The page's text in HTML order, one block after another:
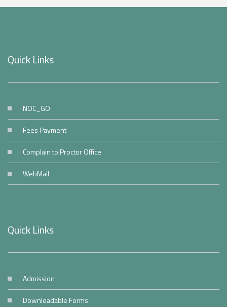
Quick Links
NOC_GO
Fees Payment
Complain to Proctor Office
WebMail
Quick Links
Admission
Downloadable Forms